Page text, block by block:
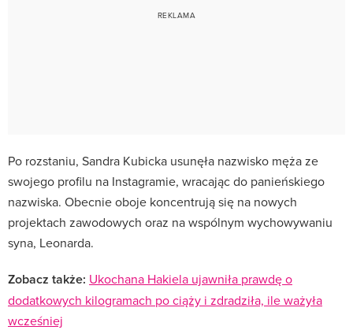
Po rozstaniu, Sandra Kubicka usunęła nazwisko męża ze
swojego profilu na Instagramie, wracając do panieńskiego
nazwiska. Obecnie oboje koncentrują się na nowych
projektach zawodowych oraz na wspólnym wychowywaniu
syna, Leonarda.
Zobacz także: Ukochana Hakiela ujawniła prawdę o
dodatkowych kilogramach po ciąży i zdradziła, ile ważyła
wcześniej